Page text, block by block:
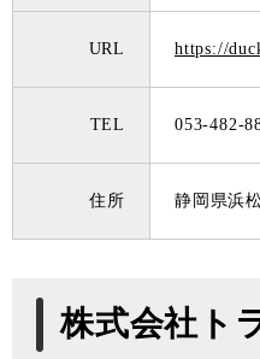
URL https://
TEL 053-482-
住所 静岡県浜
株式会社ト